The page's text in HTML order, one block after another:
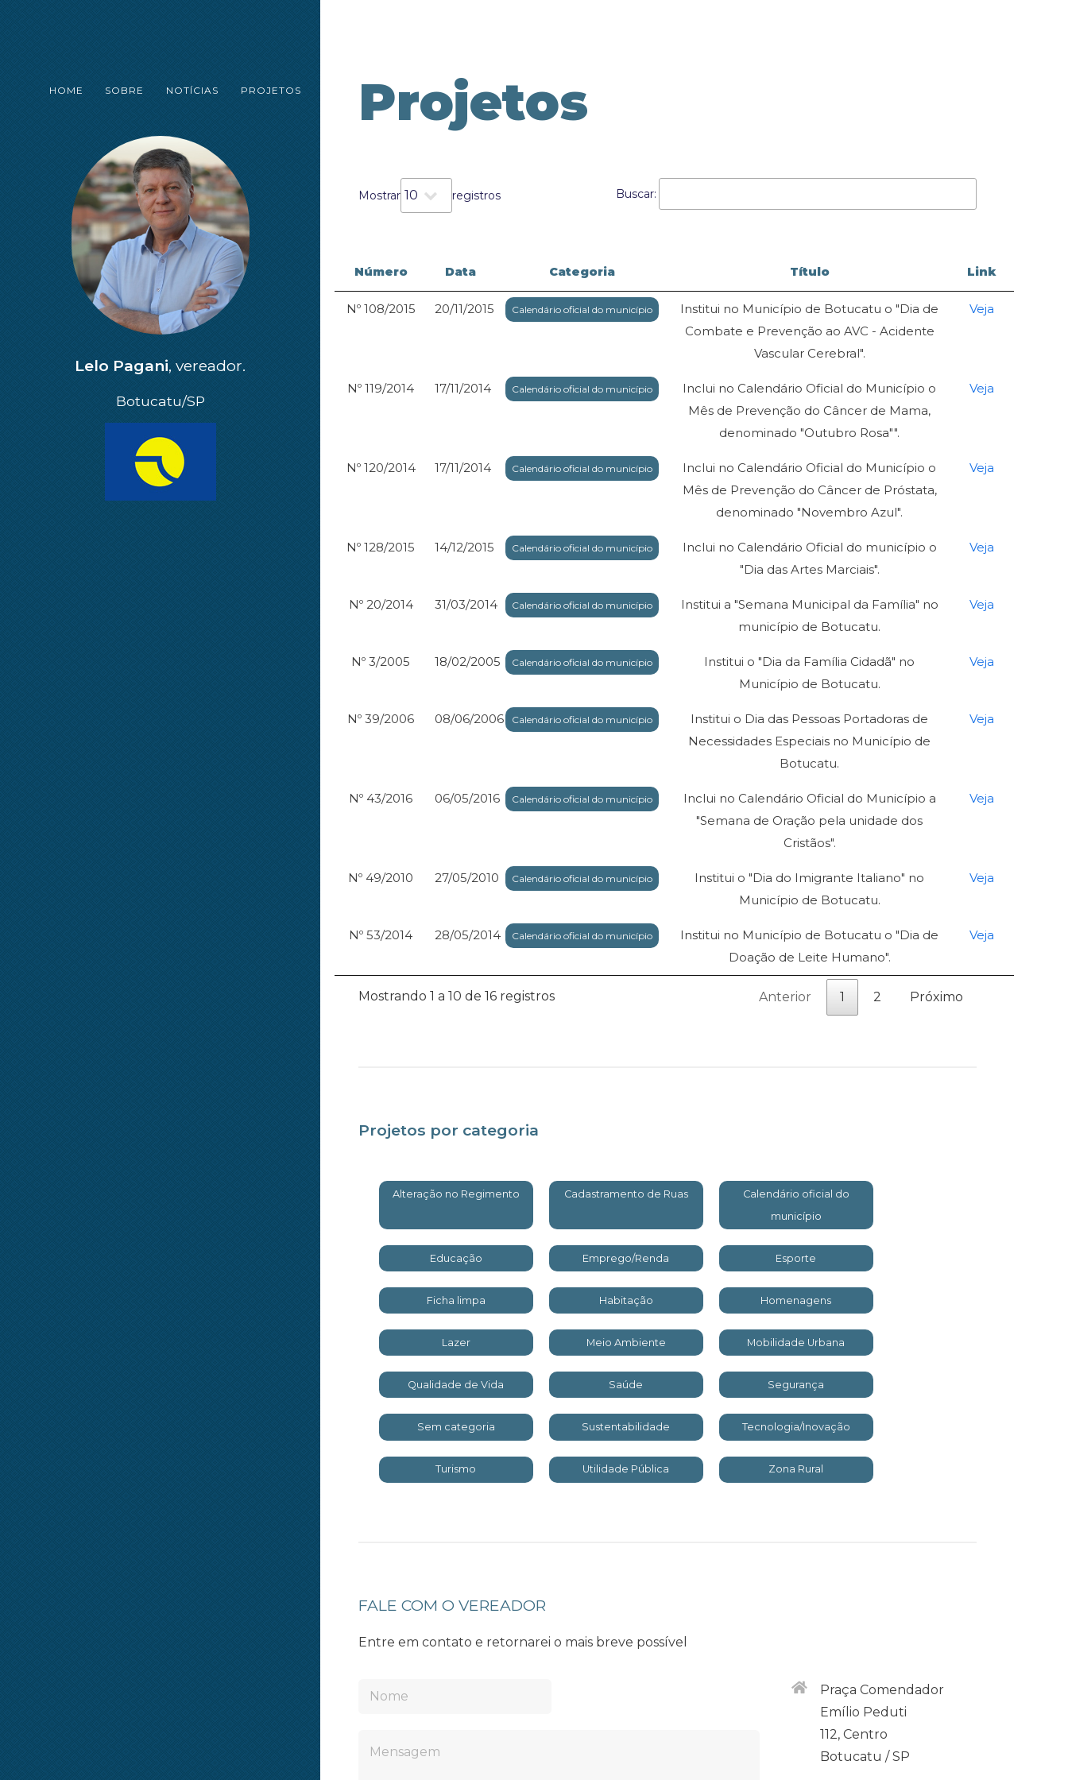
HOME SOBRE NOTÍCIAS PROJETOS
Lelo Pagani, vereador.
Botucatu/SP
Projetos
Mostrar registros Buscar:
Número Data Categoria Título Link
Nº 108/2015 20/11/2015 Calendário oficial do município
Institui no Município de Botucatu o "Dia de
Combate e Prevenção ao AVC - Acidente
Vascular Cerebral".
Veja
Nº 119/2014 17/11/2014 Calendário oficial do município
Inclui no Calendário Oficial do Município o
Mês de Prevenção do Câncer de Mama,
denominado "Outubro Rosa"".
Veja
Nº 120/2014 17/11/2014 Calendário oficial do município
Inclui no Calendário Oficial do Município o
Mês de Prevenção do Câncer de Próstata,
denominado "Novembro Azul".
Veja
Nº 128/2015 14/12/2015 Calendário oficial do município
Inclui no Calendário Oficial do município o
"Dia das Artes Marciais".
Veja
Nº 20/2014 31/03/2014 Calendário oficial do município
Institui a "Semana Municipal da Família" no
município de Botucatu.
Veja
Nº 3/2005 18/02/2005 Calendário oficial do município
Institui o "Dia da Família Cidadã" no
Município de Botucatu.
Veja
Nº 39/2006 08/06/2006 Calendário oficial do município
Institui o Dia das Pessoas Portadoras de
Necessidades Especiais no Município de
Botucatu.
Veja
Nº 43/2016 06/05/2016 Calendário oficial do município
Inclui no Calendário Oficial do Município a
"Semana de Oração pela unidade dos
Cristãos".
Veja
Nº 49/2010 27/05/2010 Calendário oficial do município
Institui o "Dia do Imigrante Italiano" no
Município de Botucatu.
Veja
Nº 53/2014 28/05/2014 Calendário oficial do município
Institui no Município de Botucatu o "Dia de
Doação de Leite Humano".
Veja
Mostrando 1 a 10 de 16 registros Anterior 1 2 Próximo
Projetos por categoria
Alteração no Regimento Cadastramento de Ruas
Calendário oficial do
município
Educação Emprego/Renda Esporte
Ficha limpa Habitação Homenagens
Lazer Meio Ambiente Mobilidade Urbana
Qualidade de Vida Saúde Segurança
Sem categoria Sustentabilidade Tecnologia/Inovação
Turismo Utilidade Pública Zona Rural
FALE COM O VEREADOR
Entre em contato e retornarei o mais breve possível
Praça Comendador
Emílio Peduti
112, Centro
Botucatu / SP